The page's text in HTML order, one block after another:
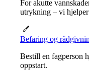
For akutte
utrykning – vi hjelper
Befaring og
Bestill en fagperson
oppstart.